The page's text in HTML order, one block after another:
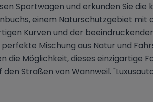
Sportwagen und erkunden Sie
einem Naturschutzgebiet
Kurven und der
perfekte Mischung aus Natur und
die Möglichkeit, dieses einzigartige
den Straßen von Wannweil.